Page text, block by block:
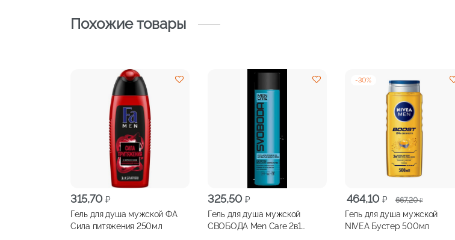
Похожие товары
315,70 ₽
Гель для душа мужской ФА
Сила питяжения 250мл
325,50 ₽
Гель для душа мужской
СВОБОДА Men Care 2в1
-30%
667,20₽
Первоначальная
цена
составляла
464,10 ₽
Текущая
цена:
464,10 ₽.
Гель для душа мужской
NIVEA Бустер 500мл